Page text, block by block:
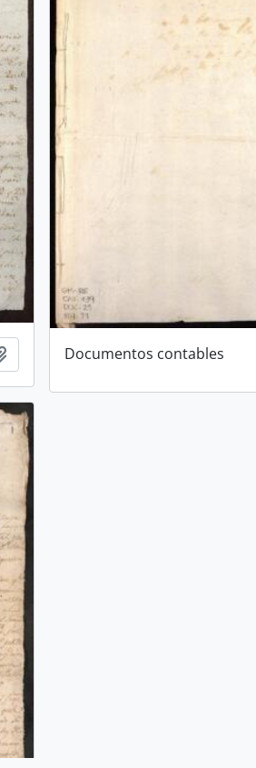
Añadir al portapapeles
Documentos contables